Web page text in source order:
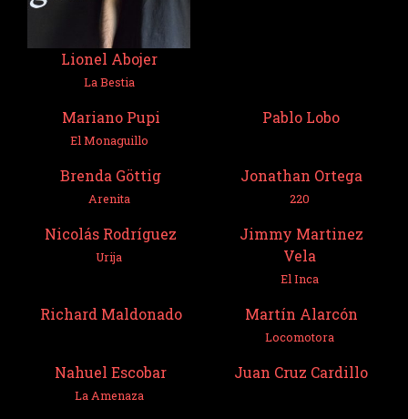
Lionel Abojer
La Bestia
Mariano Pupi
El Monaguillo
Pablo Lobo
Brenda Göttig
Arenita
Jonathan Ortega
220
Nicolás Rodríguez
Urija
Jimmy Martinez
Vela
El Inca
Richard Maldonado Martín Alarcón
Locomotora
Nahuel Escobar
La Amenaza
Juan Cruz Cardillo